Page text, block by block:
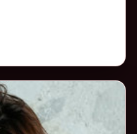
与色彩高度服务于主